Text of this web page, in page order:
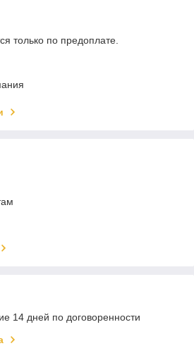
только по предоплате.
14 дней по договоренности